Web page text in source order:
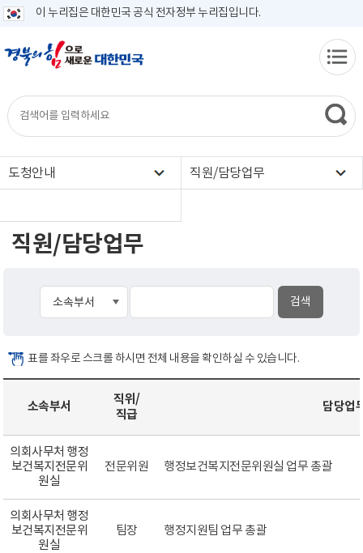
이 누리집은 대한민국 공식 전자정부 누리집입니다.
도청안내 직원/담당업무
직원/담당업무
표를 좌우로 스크롤 하시면 전체 내용을 확인하실 수 있습니다.
소속부서
직위/
직급
담당업
의회사무처 행정
보건복지전문위
원실
전문위원 행정보건복지전문위원실 업무 총괄
의회사무처 행정
보건복지전문위
원실
팀장 행정지원팀 업무 총괄